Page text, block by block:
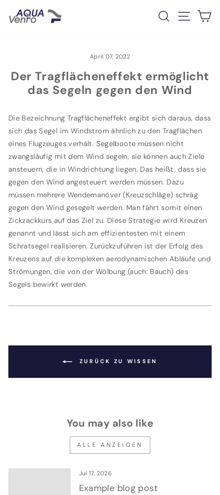
zum
Suche
April 07, 2022
Der Tragflächeneffekt ermöglicht
das Segeln gegen den Wind
Die Bezeichnung Tragflächeneffekt ergibt sich daraus, dass
sich das Segel im Windstrom ähnlich zu den Tragflächen
eines Flugzeuges verhält. Segelboote müssen nicht
zwangsläufig mit dem Wind segeln, sie können auch Ziele
ansteuern, die in Windrichtung liegen. Das heißt, dass sie
gegen den Wind angesteuert werden müssen. Dazu
müssen mehrere Wendemanöver (Kreuzschläge) schräg
gegen den Wind gesegelt werden. Man fährt somit einen
Zickzackkurs auf das Ziel zu. Diese Strategie wird Kreuzen
genannt und lässt sich am effizientesten mit einem
Schratsegel realisieren. Zurückzuführen ist der Erfolg des
Kreuzens auf die komplexen aerodynamischen Abläufe und
Strömungen, die von der Wölbung (auch: Bauch) des
Segels bewirkt werden.
ZURÜCK ZU WISSEN
You may also like
ALLE ANZEIGEN
Jul 17, 2026
Example blog post